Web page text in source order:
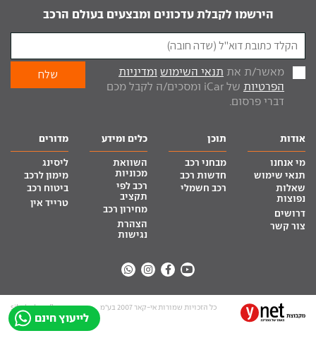
לייעוץ חינם
הירשמו לקבלת עדכונים ומבצעים בעולם הרכב
מאשר/ת את תנאי השימוש ומדיניות
הפרטיות
של iCar ומסכים/ה לקבל מכם
דברי פרסום.
אודות
מי אנחנו
תנאי שימוש
שאלות
נפוצות
דרושים
צור קשר
תוכן
מבחני רכב
חדשות רכב
רכב חשמלי
כלים ומידע
השוואת
מכוניות
רכב לפי
תקציב
מחירון רכב
הצהרת
נגישות
מדורים
ליסינג
מימון לרכב
ביטוח רכב
טרייד אין
כל הזכויות שמורות אי-קאר 2007 בע”מ site by tq.soft